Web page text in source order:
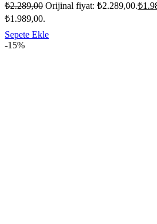
₺2.289,00 Orijinal fiyat: ₺2.289,00.₺
₺1.989,00.
Sepete Ekle
-15%